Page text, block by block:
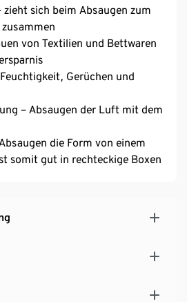
zieht sich beim Absaugen zum
von Textilien und Bettwaren
Gerüchen und
– Absaugen der Luft mit dem
die Form von einem
somit gut in rechteckige Boxen